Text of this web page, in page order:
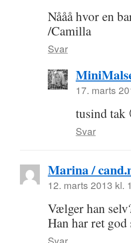
Nååå hvor en
/Camilla
Svar
17. marts
tusind tak
Svar
Marina /
12. marts 2013 kl.
Vælger han
Han har ret
Svar